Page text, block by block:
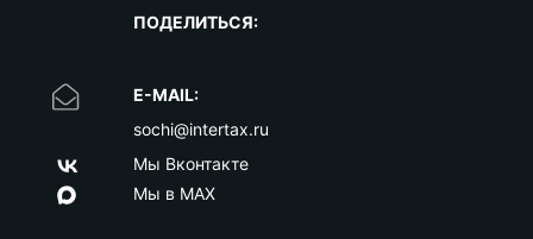
ПОДЕЛИТЬСЯ:
E-MAIL:
sochi@intertax.ru
Мы Вконтакте
Мы в MAX